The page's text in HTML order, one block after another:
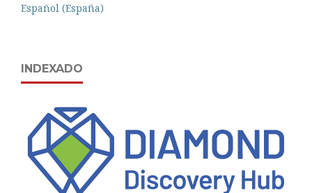
Español (España)
INDEXADO